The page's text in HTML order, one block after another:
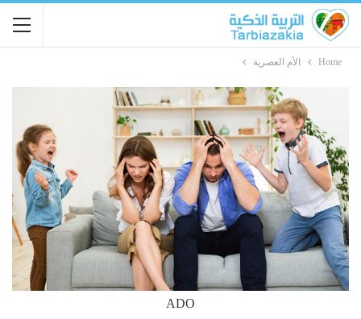
Home الأم العصرية
ADO